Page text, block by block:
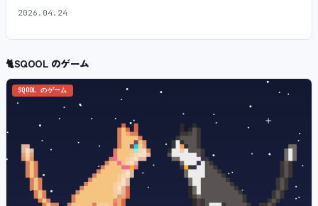
2026.04.24
🐈SQOOL のゲーム
SQOOL のゲーム